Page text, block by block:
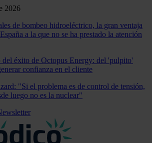
2026
de bombeo hidroeléctrico, la gran ventaja
a la que no se ha prestado la atención
del éxito de Octopus Energy: del 'pulpito'
confianza en el cliente
"Si el problema es de control de tensión,
luego no es la nuclear"